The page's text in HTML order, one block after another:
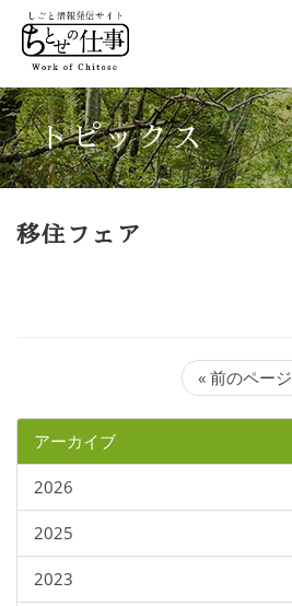
トピックス
移住フェア
« 前のページ
アーカイブ
2026
2025
2023